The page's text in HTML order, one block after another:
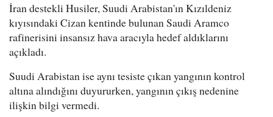
İran destekli Husiler, Suudi Arabistan'ın Kızıldeniz
kıyısındaki Cizan kentinde bulunan Saudi Aramco
rafinerisini insansız hava aracıyla hedef aldıklarını
açıkladı.
Suudi Arabistan ise aynı tesiste çıkan yangının kontrol
altına alındığını duyururken, yangının çıkış nedenine
ilişkin bilgi vermedi.